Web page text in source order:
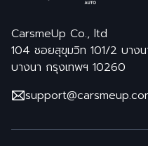
CarsmeUp Co., ltd
104 ซอยสุขุมวิท 101/2 บางน
บางนา กรุงเทพฯ 10260